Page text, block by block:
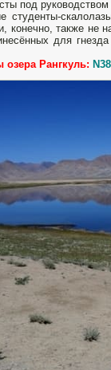
под
студенты-
конечно, также
для
озера Рангкуль: